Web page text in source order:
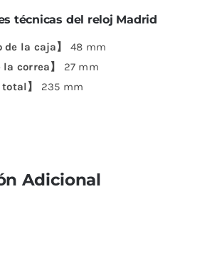
técnicas del reloj Madrid
de la caja】
48 mm
la correa】
27 mm
】
235 mm
Adicional